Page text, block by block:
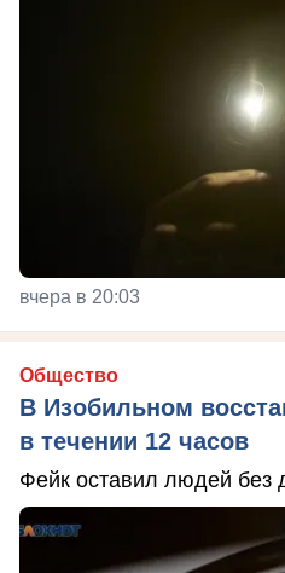
вчера в 20:03
Общество
В Изобильном
в течении 12 часов
Фейк оставил людей без